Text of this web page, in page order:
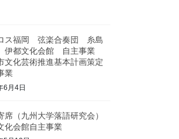
ス福岡 弦楽合奏団 糸島
都文化会館 自主事業
文化芸術推進基本計画策定
業
6月4日
席（九州大学落語研究会）
化会館自主事業